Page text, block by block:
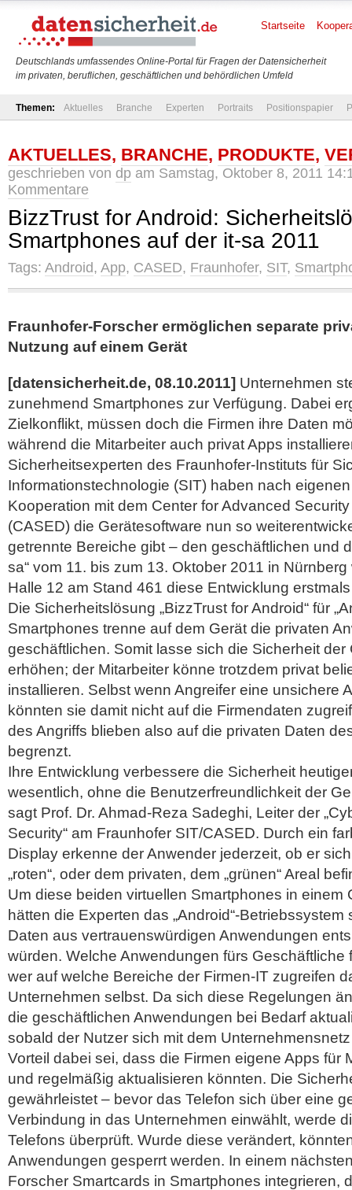
Deutschlands umfassendes Online-Portal für Fragen der Datensicherheit
im privaten, beruflichen, geschäftlichen und behördlichen Umfeld
Startseite
Themen: Aktuelles Branche Experten Portraits Positionspapier
AKTUELLES, BRANCHE, PRODUKTE,
geschrieben von dp am Samstag, Oktober 8, 2011
Kommentare
BizzTrust for Android:
Smartphones auf der it-sa 2011
Tags: Android, App, CASED, Fraunhofer, SIT,
Fraunhofer-Forscher ermöglichen separate
Nutzung auf einem Gerät
[datensicherheit.de, 08.10.2011] Unternehmen
zunehmend Smartphones zur Verfügung. Dabei
Zielkonflikt, müssen doch die Firmen ihre Daten
während die Mitarbeiter auch privat Apps
Sicherheitsexperten des Fraunhofer-Instituts für
Informationstechnologie (SIT) haben nach
Kooperation mit dem Center for Advanced
(CASED) die Gerätesoftware nun so
getrennte Bereiche gibt – den geschäftlichen und
sa“ vom 11. bis zum 13. Oktober 2011 in
Halle 12 am Stand 461 diese Entwicklung
Die Sicherheitslösung „BizzTrust for Android“ für
Smartphones trenne auf dem Gerät die privaten
geschäftlichen. Somit lasse sich die Sicherheit der
erhöhen; der Mitarbeiter könne trotzdem privat
installieren. Selbst wenn Angreifer eine unsichere
könnten sie damit nicht auf die Firmendaten
des Angriffs blieben also auf die privaten Daten
begrenzt.
Ihre Entwicklung verbessere die Sicherheit
wesentlich, ohne die Benutzerfreundlichkeit der
sagt Prof. Dr. Ahmad-Reza Sadeghi, Leiter der
Security“ am Fraunhofer SIT/CASED. Durch ein
Display erkenne der Anwender jederzeit, ob er
„roten“, oder dem privaten, dem „grünen“ Areal
Um diese beiden virtuellen Smartphones in einem
hätten die Experten das „Android“-
Daten aus vertrauenswürdigen Anwendungen
würden. Welche Anwendungen fürs Geschäftliche
wer auf welche Bereiche der Firmen-IT zugreifen
Unternehmen selbst. Da sich diese Regelungen
die geschäftlichen Anwendungen bei Bedarf
sobald der Nutzer sich mit dem
Vorteil dabei sei, dass die Firmen eigene Apps für
und regelmäßig aktualisieren könnten. Die
gewährleistet – bevor das Telefon sich über eine
Verbindung in das Unternehmen einwählt, werde
Telefons überprüft. Wurde diese verändert,
Anwendungen gesperrt werden. In einem
Forscher Smartcards in Smartphones integrieren,